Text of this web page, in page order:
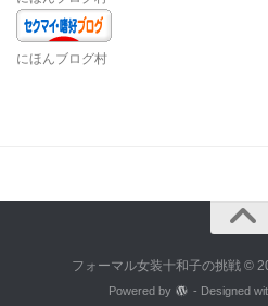
にほんブログ村
フォーマル女装十和子の挑戦 ©
Powered by - Designed